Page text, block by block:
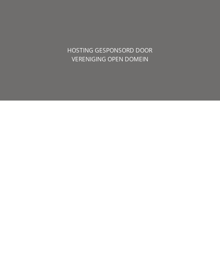
HOSTING GESPONSORD DOOR
VERENIGING OPEN DOMEIN